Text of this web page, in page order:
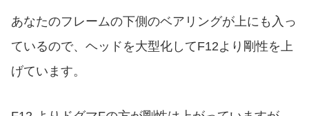
あなたのフレームの下側のベアリングが上にも入っ
ているので、ヘッドを大型化してF12より剛性を上
げています。